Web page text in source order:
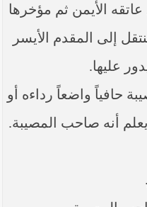
الأيمن ثم مؤخرها
إلى المقدم الأيسر
عليها.
حافياً واضعاً رداءه أو
أنه صاحب المصيبة.